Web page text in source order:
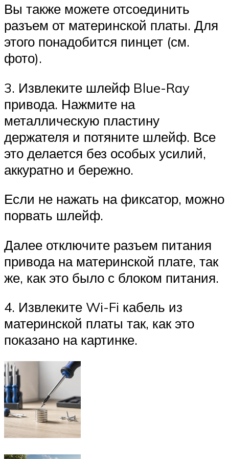
Вы также можете отсоединить
разъем от материнской платы. Для
этого понадобится пинцет (см.
фото).
3. Извлеките шлейф Blue-Ray
привода. Нажмите на
металлическую пластину
держателя и потяните шлейф. Все
это делается без особых усилий,
аккуратно и бережно.
Если не нажать на фиксатор, можно
порвать шлейф.
Далее отключите разъем питания
привода на материнской плате, так
же, как это было с блоком питания.
4. Извлеките Wi-Fi кабель из
материнской платы так, как это
показано на картинке.